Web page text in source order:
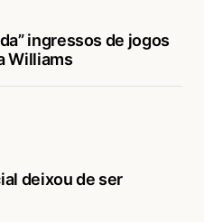
ingressos de jogos
Williams
deixou de ser